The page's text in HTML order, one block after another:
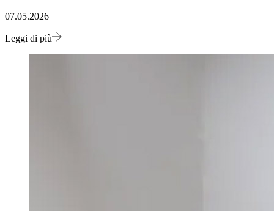
07.05.2026
Leggi di più